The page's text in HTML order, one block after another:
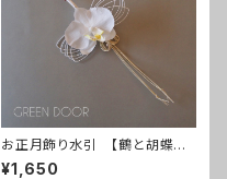
お正月飾り水引 【鶴と胡蝶蘭】
白
¥1,650